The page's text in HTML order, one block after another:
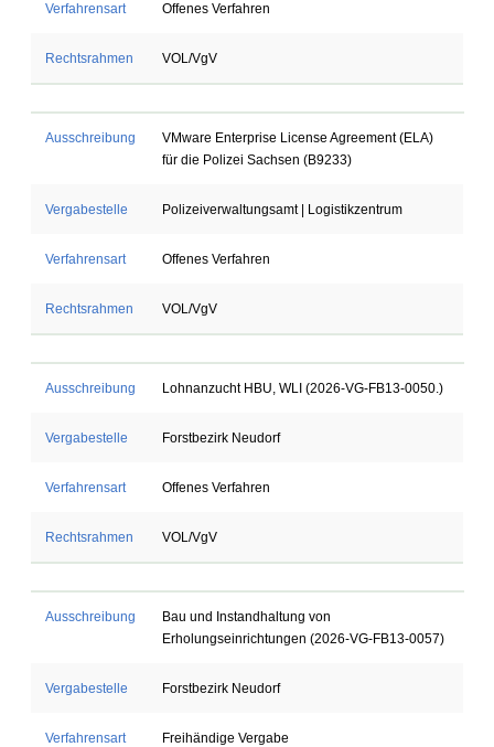
Verfahrensart Offenes Verfahren
Rechtsrahmen VOL/VgV
Ausschreibung
VMware Enterprise License Agreement (ELA)
für die Polizei Sachsen (B9233)
Vergabestelle Polizeiverwaltungsamt | Logistikzentrum
Verfahrensart Offenes Verfahren
Rechtsrahmen VOL/VgV
Ausschreibung Lohnanzucht HBU, WLI (2026-VG-FB13-0050.)
Vergabestelle Forstbezirk Neudorf
Verfahrensart Offenes Verfahren
Rechtsrahmen VOL/VgV
Ausschreibung
Bau und Instandhaltung von
Erholungseinrichtungen (2026-VG-FB13-0057)
Vergabestelle Forstbezirk Neudorf
Verfahrensart Freihändige Vergabe